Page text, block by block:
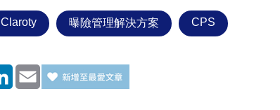
Claroty 曝險管理解決方案 CPS
LinkedInEmail